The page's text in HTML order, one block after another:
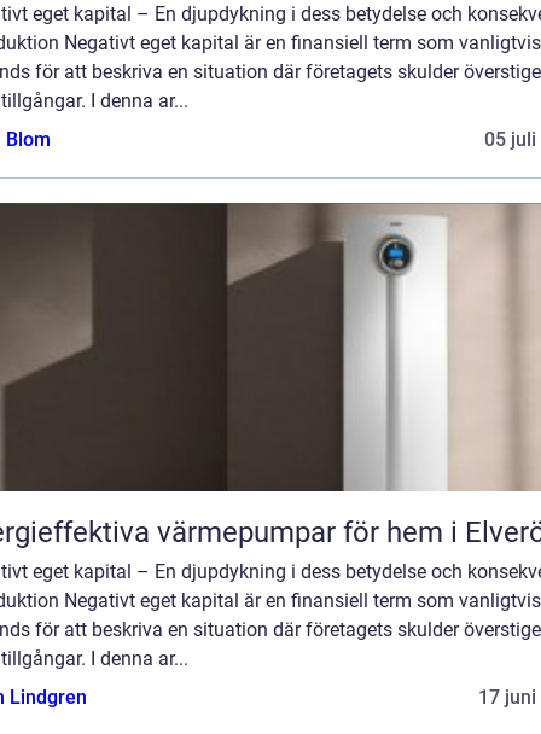
eget kapital – En djupdykning i dess betydelse och
Negativt eget kapital är en finansiell term som vanligtvis
för att beskriva en situation där företagets skulder
I denna ar...
Blom
05 juli
värmepumpar för hem i
eget kapital – En djupdykning i dess betydelse och
Negativt eget kapital är en finansiell term som vanligtvis
för att beskriva en situation där företagets skulder
I denna ar...
Lindgren
17 juni